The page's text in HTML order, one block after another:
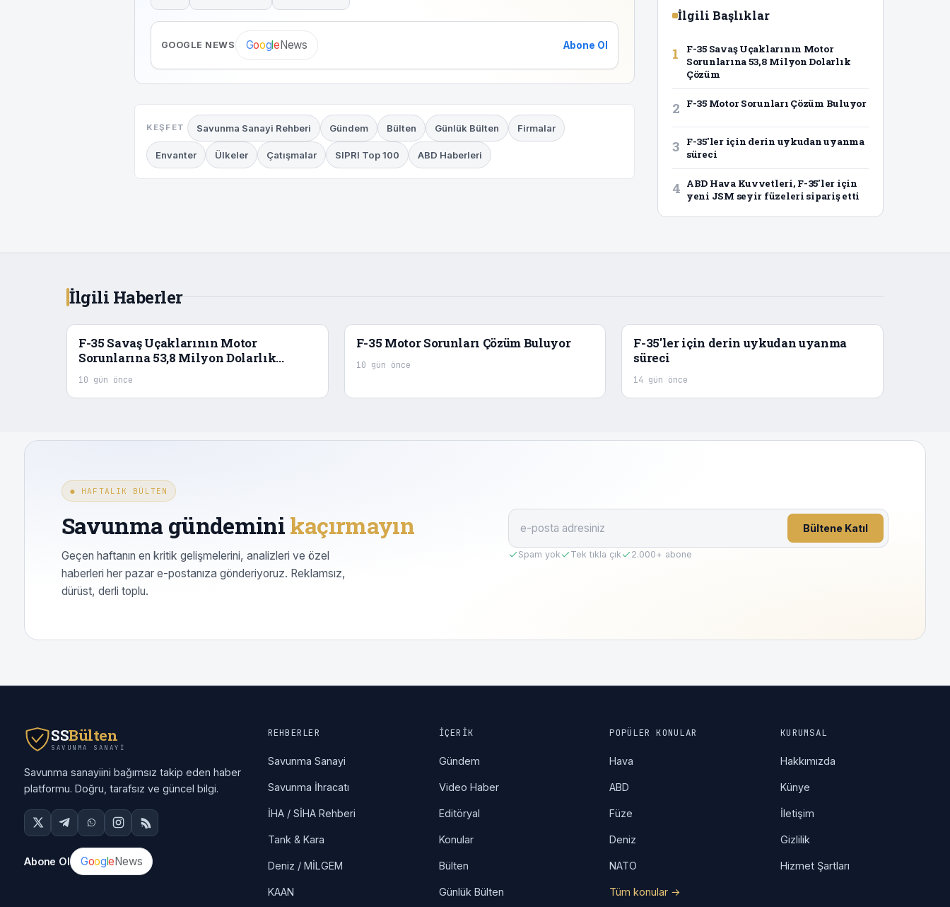
GOOGLE NEWS GoogleNews Abone Ol
KEŞFET Savunma Sanayi Rehberi Gündem Bülten Günlük Bülten Firmalar
Envanter Ülkeler Çatışmalar SIPRI Top 100 ABD Haberleri
İlgili Başlıklar
1
F-35 Savaş Uçaklarının Motor
Sorunlarına 53,8 Milyon Dolarlık
Çözüm
2 F-35 Motor Sorunları Çözüm Buluyor
3
F-35'ler için derin uykudan uyanma
süreci
4 ABD Hava Kuvvetleri, F-35'ler için
yeni JSM seyir füzeleri sipariş etti
İlgili Haberler
F-35 Savaş Uçaklarının Motor
Sorunlarına 53,8 Milyon Dolarlık
Çözüm
10 gün önce
F-35 Motor Sorunları Çözüm Buluyor
10 gün önce
F-35'ler için derin uykudan uyanma
süreci
14 gün önce
● HAFTALIK BÜLTEN
Savunma gündeminikaçırmayın
Geçen haftanın en kritik gelişmelerini, analizleri ve özel
haberleri her pazar e-postanıza gönderiyoruz. Reklamsız,
dürüst, derli toplu.
Bültene Katıl
Spam yok Tek tıkla çık 2.000+ abone
SSBülten
SAVUNMA SANAYI
Savunma sanayiini bağımsız takip eden haber
platformu. Doğru, tarafsız ve güncel bilgi.
Abone Ol GoogleNews
REHBERLER
Savunma Sanayi
Savunma İhracatı
İHA / SİHA Rehberi
Tank & Kara
Deniz / MİLGEM
KAAN
İÇERIK
Gündem
Video Haber
Editöryal
Konular
Bülten
Günlük Bülten
POPÜLER KONULAR
Hava
ABD
Füze
Deniz
NATO
Tüm konular →
KURUMSAL
Hakkımızda
Künye
İletişim
Gizlilik
Hizmet Şartları